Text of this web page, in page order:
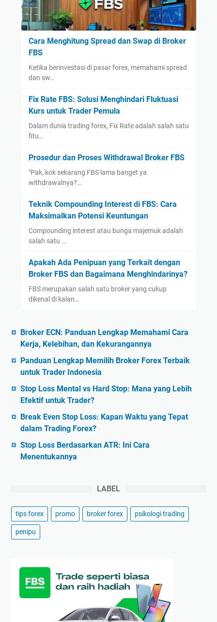
Cara Menghitung Spread dan Swap di Broker
FBS
Ketika berinvestasi di pasar forex, memahami spread
dan sw…
Fix Rate FBS: Solusi Menghindari Fluktuasi
Kurs untuk Trader Pemula
Dalam dunia trading forex, Fix Rate adalah salah satu
fitu…
Prosedur dan Proses Withdrawal Broker FBS
"Pak, kok sekarang FBS lama banget ya
withdrawalnya?…
Teknik Compounding Interest di FBS: Cara
Maksimalkan Potensi Keuntungan
Compounding interest atau bunga majemuk adalah
salah satu …
Apakah Ada Penipuan yang Terkait dengan
Broker FBS dan Bagaimana Menghindarinya?
FBS merupakan salah satu broker yang cukup
dikenal di kalan…
Broker ECN: Panduan Lengkap Memahami Cara
Kerja, Kelebihan, dan Kekurangannya
Panduan Lengkap Memilih Broker Forex Terbaik
untuk Trader Indonesia
Stop Loss Mental vs Hard Stop: Mana yang Lebih
Efektif untuk Trader?
Break Even Stop Loss: Kapan Waktu yang Tepat
dalam Trading Forex?
Stop Loss Berdasarkan ATR: Ini Cara
Menentukannya
LABEL
tips forex promo broker forex psikologi trading
penipu